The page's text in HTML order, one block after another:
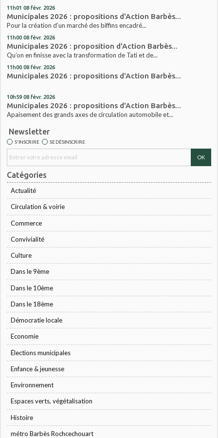
11h01 08 févr. 2026
Municipales 2026 : propositions d'Action Barbès...
Pour la création d’un marché des biffins encadré...
11h00 08 févr. 2026
Municipales 2026 : proposition d'Action Barbès...
Qu’on en finisse avec la transformation de Tati et de...
11h00 08 févr. 2026
Municipales 2026 : propositions d'Action Barbès...
10h59 08 févr. 2026
Municipales 2026 : propositions d'Action Barbès...
Apaisement des grands axes de circulation automobile et...
Newsletter
S'INSCRIRE SE DÉSINSCRIRE
Catégories
Actualité
Circulation & voirie
Commerce
Convivialité
Culture
Dans le 9ème
Dans le 10ème
Dans le 18ème
Démocratie locale
Economie
Élections municipales
Enfance & jeunesse
Environnement
Espaces verts, végétalisation
Histoire
métro Barbès Rochcechouart